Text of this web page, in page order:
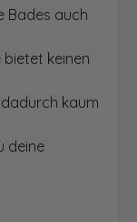
Bades auch
keinen
kaum
deine